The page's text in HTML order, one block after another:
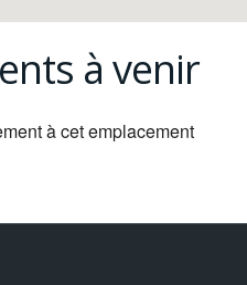
à venir
à cet emplacement